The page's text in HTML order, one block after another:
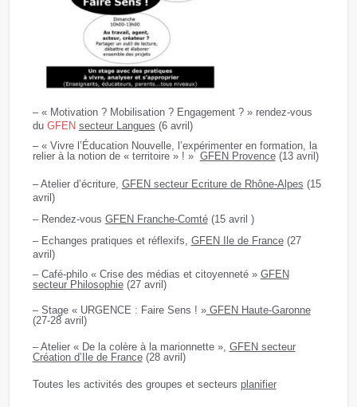
– « Motivation ? Mobilisation ? Engagement ? » rendez-vous
du GFEN secteur Langues (6 avril)
– « Vivre l’Éducation Nouvelle, l’expérimenter en formation, la
relier à la notion de « territoire » ! » GFEN Provence(13 avril)
– Atelier d’écriture, GFEN secteur Ecriture de Rhône-Alpes (15
avril)
– Rendez-vous GFEN Franche-Comté(15 avril )
– Echanges pratiques et réflexifs, GFEN Ile de France(27
avril)
– Café-philo « Crise des médias et citoyenneté » GFEN
secteur Philosophie(27 avril)
– Stage « URGENCE : Faire Sens ! »GFEN Haute-Garonne
(27-28 avril)
– Atelier « De la colère à la marionnette », GFEN secteur
Création d’Ile de France(28 avril)
Toutes les activités des groupes et secteurs planifier